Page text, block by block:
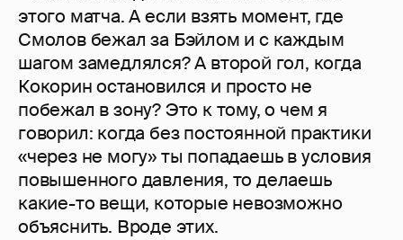
этого матча. А если взять момент, где
Смолов бежал за Бэйлом и с каждым
шагом замедлялся? А второй гол, когда
Кокорин остановился и просто не
побежал в зону? Это к тому, о чем я
говорил: когда без постоянной практики
«через не могу» ты попадаешь в условия
повышенного давления, то делаешь
какие-то вещи, которые невозможно
объяснить. Вроде этих.